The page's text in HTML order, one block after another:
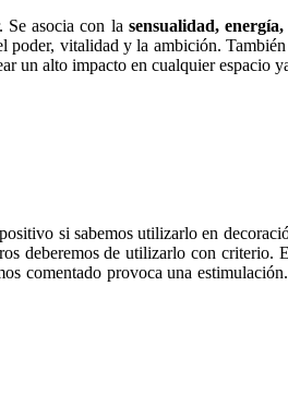
asocia con la sensualidad,
poder, vitalidad y la ambición.
un alto impacto en cualquier espacio
si sabemos utilizarlo en
deberemos de utilizarlo con criterio.
comentado provoca una